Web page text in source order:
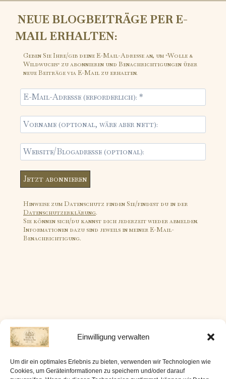
Einwilligung verwalten
Um dir ein optimales Erlebnis zu bieten, verwenden wir Technologien wie
Cookies, um Geräteinformationen zu speichern und/oder darauf
NEUE BLOGBEITRÄGE PER E-
MAIL ERHALTEN:
Geben Sie Ihre/gib deine E-Mail-Adresse an, um "Wolle &
Wildwuchs" zu abonnieren und Benachrichtigungen über
neue Beiträge via E-Mail zu erhalten.
Hinweise zum Datenschutz finden Sie/findest du in der
Datenschutzerklärung.
Sie können sich/du kannst dich jederzeit wieder abmelden.
Informationen dazu sind jeweils in meiner E-Mail-
Benachrichtigung.
Instagram
Ravelry